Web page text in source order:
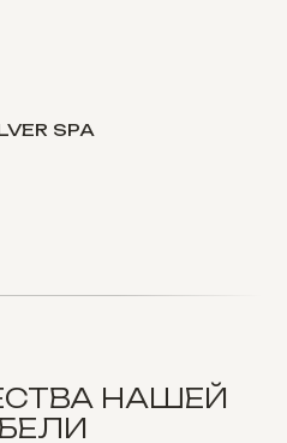
SPA
НАШЕЙ